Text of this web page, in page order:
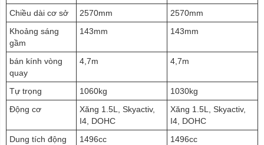
Chiều dài cơ sở
2570mm
2570mm
Khoảng sáng
gầm
143mm 143mm
bán kính vòng
quay
4,7m 4,7m
Tự trọng 1060kg
1030kg
Động cơ
Xăng 1.5L, Skyactiv,
I4, DOHC
Xăng 1.5L, Skyactiv,
I4, DOHC
Dung tích động
1496cc 1496cc